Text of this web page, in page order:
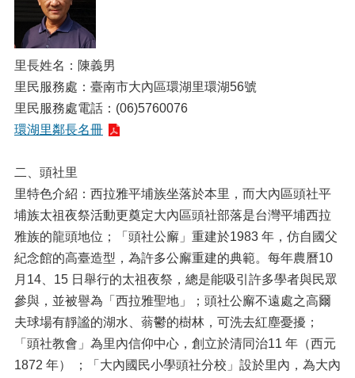
里長姓名：陳義男
里民服務處：臺南市大內區環湖里環湖56號
里民服務處電話：(06)5760076
環湖里鄰長名冊
二、頭社里
里特色介紹：西拉雅平埔族坐落於本里，而大內區頭社平
埔族太祖夜祭活動更奠定大內區頭社部落是台灣平埔西拉
雅族的龍頭地位；「頭社公廨」重建於1983 年，仿自國父
紀念館的高臺造型，為許多公廨重建的典範。每年農曆10
月14、15 日舉行的太祖夜祭，總是能吸引許多學者與民眾
參與，並被譽為「西拉雅聖地」；頭社公廨不遠處之高爾
夫球場有靜謐的湖水、蓊鬱的樹林，可洗去紅塵憂擾；
「頭社教會」為里內信仰中心，創立於清同治11 年（西元
1872 年） ；「大內國民小學頭社分校」設於里內，為大內